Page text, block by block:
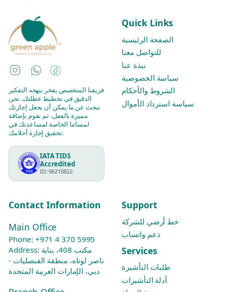
Instagram
WhatsAppFacebook
فريقنا المتخصص يفخر بنهجه التفكير
الدقيق في تخطيط عطلتك. نحن
نبحث عن ما يمكن أن يجعل إجازتك
مميزة بالفعل، ثم نقوم بإضافة
لمساتنا الخاصة لمساعدتك في
تحقيق إجازة أحلامك.
IATA TIDS
Accredited
ID: 96210822
Quick Links
الصفحة الرئيسية
للتواصل معنا
نبذة عنا
سياسة الخصوصية
الشروط والأحكام
سياسة استرداد الأموال
Contact Information
Main Office
Phone: +971 4 370 5995
Address: مكتب 408، بناية
ناصر لوتاه، منطقة القنصليات -
دبي، الإمارات العربية المتحدة
Support
خط أرضي للشركة
دعم واتساب
Services
طلبات التأشيرة
أدلة التأشيرات